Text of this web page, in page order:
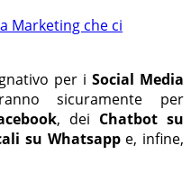
per i Social Media
sicuramente per
, dei Chatbot su
su Whatsappe, infine,